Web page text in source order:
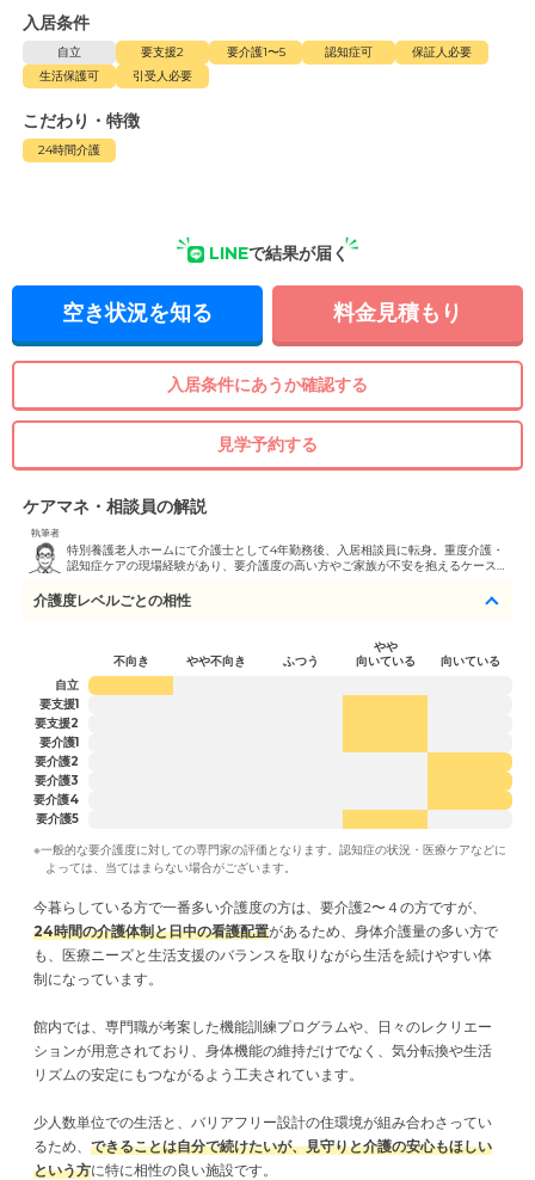
入居条件
自立 要支援2 要介護1〜5 認知症可
保証人必要
生活保護可
引受人必要
こだわり・特徴
24時間介護
LINEで結果が届く
空き状況を知る 料金見積もり
入居条件にあうか確認する
見学予約する
ケアマネ・相談員の解説
執筆者
特別養護老人ホームにて介護士として4年勤務後、入居相談員に転身。重度介護・
認知症ケアの現場経験があり、要介護度の高い方やご家族が不安を抱えるケースへ
の心理的不安を和らげるサポートを実践しています。 介護職員実務者研修修了。
介護度レベルごとの相性
不向き やや不向き ふつう
やや
向いている
向いている
自立
要支援1
要支援2
要介護1
要介護2
要介護3
要介護4
要介護5
※一般的な要介護度に対しての専門家の評価となります。認知症の状況・医療ケアなどに
よっては、当てはまらない場合がございます。
今暮らしている方で一番多い介護度の方は、要介護2〜４の方ですが、
24時間の介護体制と日中の看護配置があるため、身体介護量の多い方で
も、医療ニーズと生活支援のバランスを取りながら生活を続けやすい体
制になっています。
館内では、専門職が考案した機能訓練プログラムや、日々のレクリエー
ションが用意されており、身体機能の維持だけでなく、気分転換や生活
リズムの安定にもつながるよう工夫されています。
少人数単位での生活と、バリアフリー設計の住環境が組み合わさってい
るため、 できることは自分で続けたいが、見守りと介護の安心もほしい
という方に特に相性の良い施設です。